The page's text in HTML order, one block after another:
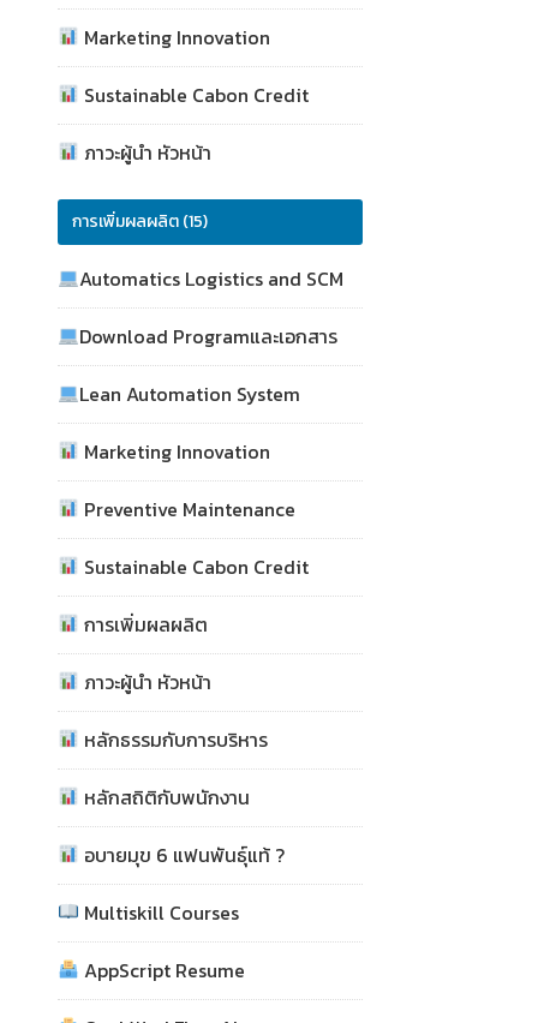
Marketing Innovation
Sustainable Cabon Credit
ภาวะผู้นำ หัวหน้า
การเพิ่มผลผลิต (15)
Automatics Logistics and SCM
Download Programและเอกสาร
Lean Automation System
Marketing Innovation
Preventive Maintenance
Sustainable Cabon Credit
การเพิ่มผลผลิต
ภาวะผู้นำ หัวหน้า
หลักธรรมกับการบริหาร
หลักสถิติกับพนักงาน
อบายมุข 6 แฟนพันธุ์แท้ ?
Multiskill Courses
AppScript Resume